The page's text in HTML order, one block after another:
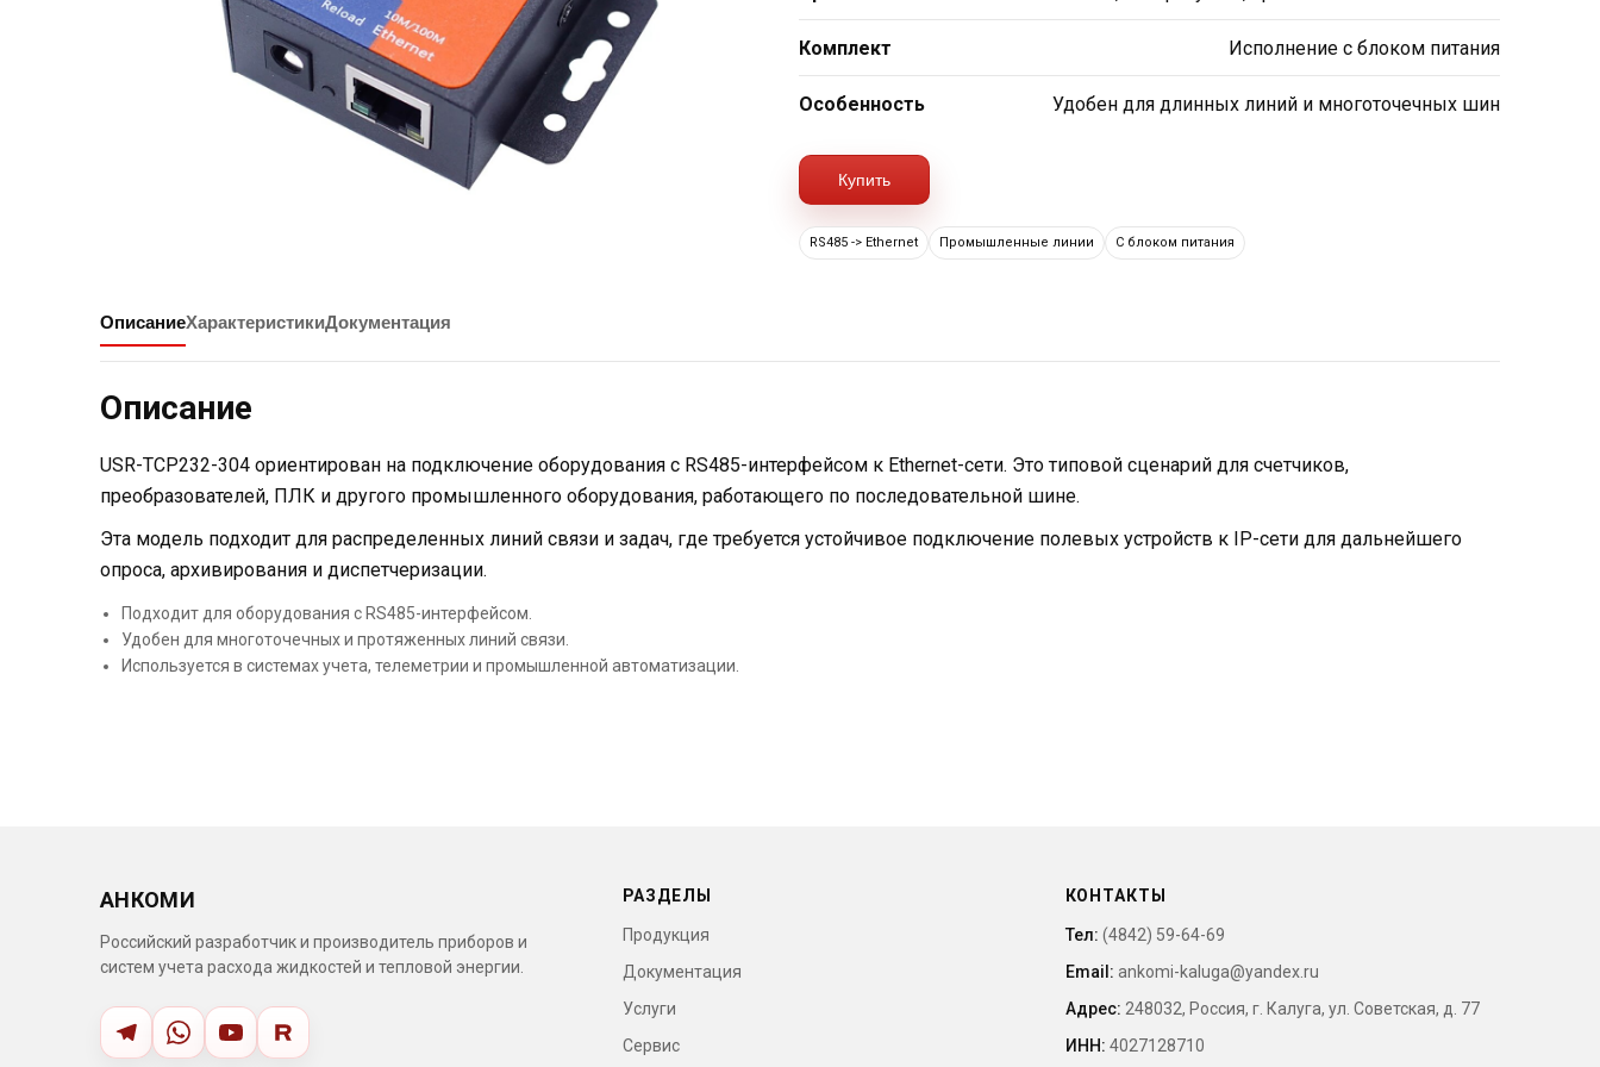
Комплект Исполнение с блоком питания
Особенность Удобен для длинных линий и многоточечных шин
Купить
RS485 -> Ethernet Промышленные линии С блоком питания
ОписаниеХарактеристикиДокументация
Описание
USR-TCP232-304 ориентирован на подключение оборудования с RS485-интерфейсом к Ethernet-сети. Это типовой сценарий для счетчиков,
преобразователей, ПЛК и другого промышленного оборудования, работающего по последовательной шине.
Эта модель подходит для распределенных линий связи и задач, где требуется устойчивое подключение полевых устройств к IP-сети для дальнейшего
опроса, архивирования и диспетчеризации.
Подходит для оборудования с RS485-интерфейсом.
Удобен для многоточечных и протяженных линий связи.
Используется в системах учета, телеметрии и промышленной автоматизации.
АНКОМИ
Российский разработчик и производитель приборов и
систем учета расхода жидкостей и тепловой энергии.
РАЗДЕЛЫ
Продукция
Документация
Услуги
Сервис
КОНТАКТЫ
Тел: (4842) 59-64-69
Email: ankomi-kaluga@yandex.ru
Адрес: 248032, Россия, г. Калуга, ул. Советская, д. 77
ИНН: 4027128710
Нажимая на кнопку, вы соглашаетесь на обработкуперсональных
Нажимая на кнопку, вы соглашаетесь на обработкуперсональных
Отправить запрос